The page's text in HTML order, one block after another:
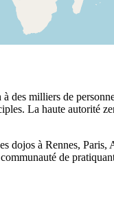
des milliers de
La haute autorité
à Rennes,
de